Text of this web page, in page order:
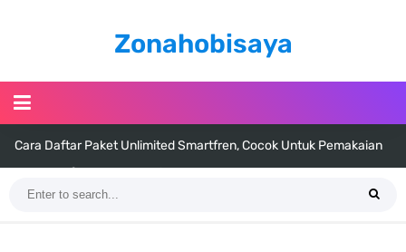
Zonahobisaya
7 Fakta Trafalar Law One Piece, Pernah Menyerahkan 100 Jantung